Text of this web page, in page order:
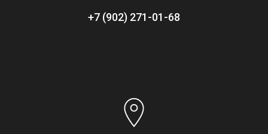
+7 (902) 271-01-68